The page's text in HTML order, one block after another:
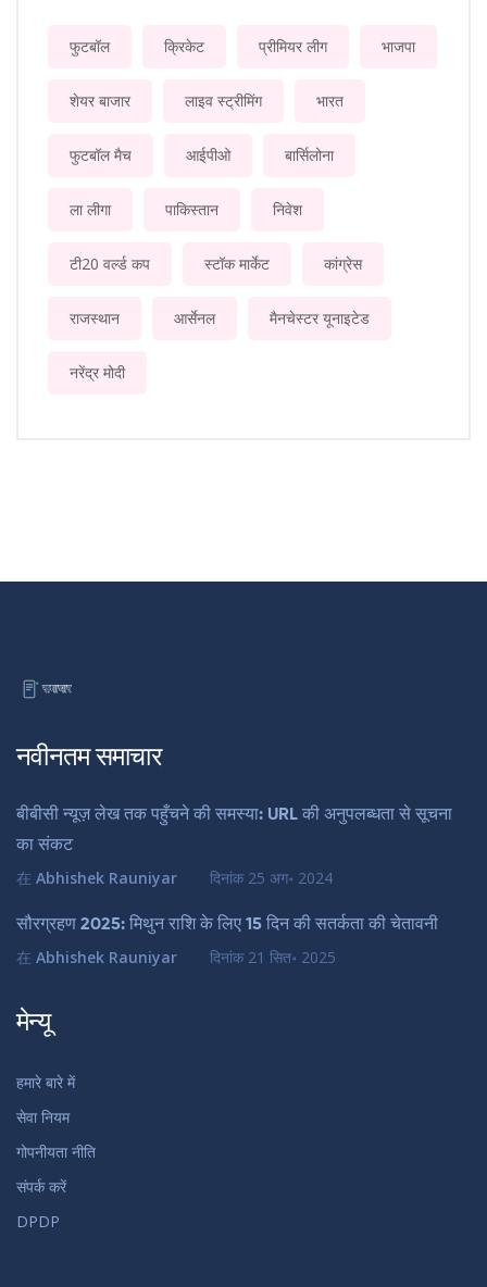
फुटबॉल क्रिकेट प्रीमियर लीग भाजपा
शेयर बाजार लाइव स्ट्रीमिंग भारत
फुटबॉल मैच आईपीओ बार्सिलोना
ला लीगा पाकिस्तान निवेश
टी20 वर्ल्ड कप स्टॉक मार्केट कांग्रेस
राजस्थान आर्सेनल मैनचेस्टर यूनाइटेड
नरेंद्र मोदी
नवीनतम समाचार
बीबीसी न्यूज़ लेख तक पहुँचने की समस्या: URL की अनुपलब्धता से सूचना
का संकट
在 Abhishek Rauniyar दिनांक 25 अग॰ 2024
सौरग्रहण 2025: मिथुन राशि के लिए 15 दिन की सतर्कता की चेतावनी
在 Abhishek Rauniyar दिनांक 21 सित॰ 2025
मेन्यू
हमारे बारे में
सेवा नियम
गोपनीयता नीति
संपर्क करें
DPDP